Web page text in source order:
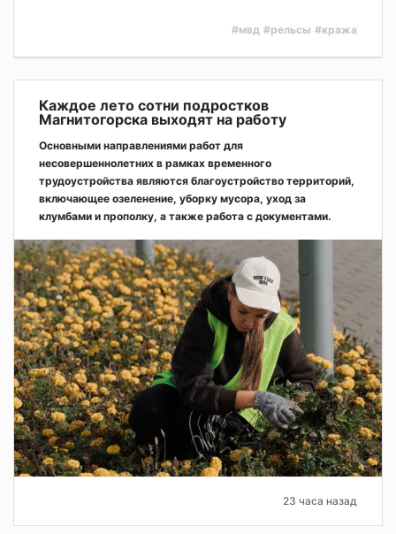
#мвд #рельсы #кража
Каждое лето сотни подростков
Магнитогорска выходят на работу
Основными направлениями работ для
несовершеннолетних в рамках временного
трудоустройства являются благоустройство территорий,
включающее озеленение, уборку мусора, уход за
клумбами и прополку, а также работа с документами.
23 часа назад